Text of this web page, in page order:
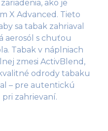
ako je
X Advanced. Tieto
sa tabak zahriaval
aerosól s chuťou
Tabak v náplniach
zmesi ActivBlend,
odrody tabaku
– pre autentickú
zahrievaní.